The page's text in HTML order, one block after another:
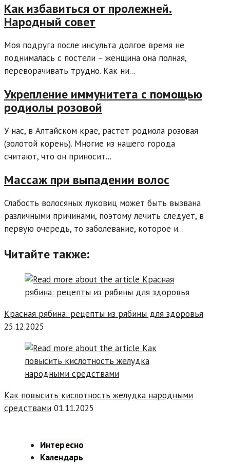
Как избавиться от пролежней.
Народный совет
Моя подруга после инсульта долгое время не
поднималась с постели – женщина она полная,
переворачивать трудно. Как ни...
Укрепление иммунитета с помощью
родиолы розовой
У нас, в Алтайском крае, растет родиола розовая
(золотой корень). Многие из нашего города
считают, что он приносит...
Массаж при выпадении волос
Слабость волосяных луковиц может быть вызвана
различными причинами, поэтому лечить следует, в
первую очередь, то заболевание, которое и...
Читайте также:
Красная рябина: рецепты из рябины для здоровья
25.12.2025
Как повысить кислотность желудка народными
средствами 01.11.2025
Интересно
Календарь